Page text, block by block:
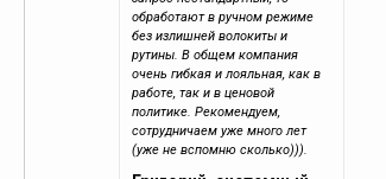
обработают в ручном режиме
без излишней волокиты и
рутины. В общем компания
очень гибкая и лояльная, как в
работе, так и в ценовой
политике. Рекомендуем,
сотрудничаем уже много лет
(уже не вспомню сколько))).